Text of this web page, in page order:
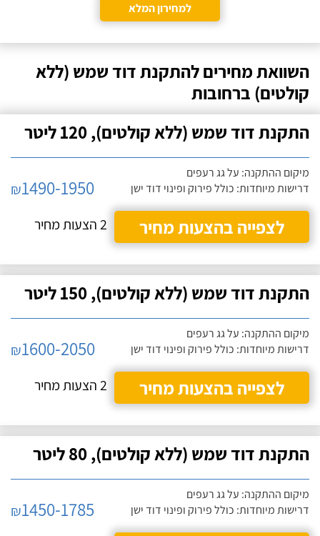
למחירון המלא
השוואת מחירים להתקנת דוד שמש (ללא
קולטים) ברחובות
התקנת דוד שמש (ללא קולטים), 120 ליטר
מיקום ההתקנה: על גג רעפים
דרישות מיוחדות: כולל פירוק ופינוי דוד ישן
₪1490-1950
לצפייה בהצעות מחיר
2 הצעות מחיר
התקנת דוד שמש (ללא קולטים), 150 ליטר
מיקום ההתקנה: על גג רעפים
דרישות מיוחדות: כולל פירוק ופינוי דוד ישן
₪1600-2050
לצפייה בהצעות מחיר
2 הצעות מחיר
התקנת דוד שמש (ללא קולטים), 80 ליטר
מיקום ההתקנה: על גג רעפים
דרישות מיוחדות: כולל פירוק ופינוי דוד ישן
₪1450-1785